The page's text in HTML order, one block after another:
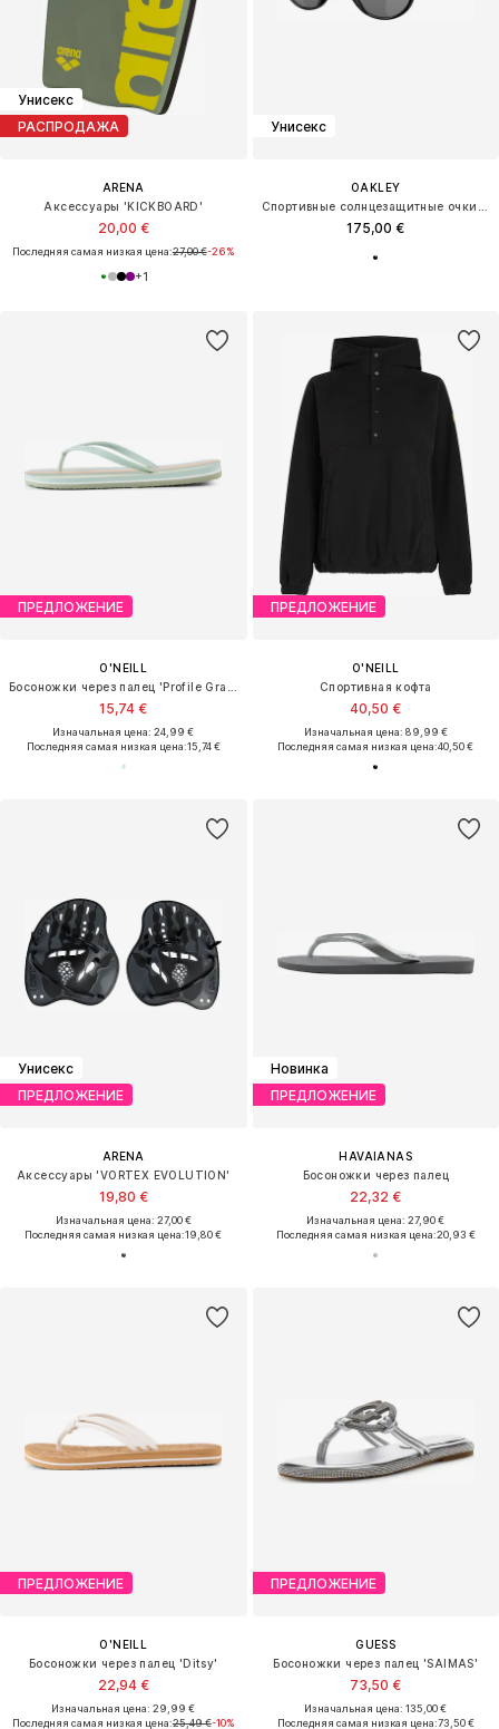
Унисекс
РАСПРОДАЖА
ARENA
Аксессуары 'KICKBOARD'
20,00 €
Последняя самая низкая цена:27,00 €-26%
+1
Унисекс
OAKLEY
175,00 €
ПРЕДЛОЖЕНИЕ
O'NEILL
15,74 €
Изначальная цена: 24,99 €
Последняя самая низкая цена:15,74 €
ПРЕДЛОЖЕНИЕ
O'NEILL
Спортивная кофта
40,50 €
Изначальная цена: 89,99 €
Последняя самая низкая цена:40,50 €
Унисекс
ПРЕДЛОЖЕНИЕ
ARENA
Аксессуары 'VORTEX EVOLUTION'
19,80 €
Изначальная цена: 27,00 €
Последняя самая низкая цена:19,80 €
Новинка
ПРЕДЛОЖЕНИЕ
HAVAIANAS
Босоножки через палец
22,32 €
Изначальная цена: 27,90 €
Последняя самая низкая цена:20,93 €
ПРЕДЛОЖЕНИЕ
O'NEILL
Босоножки через палец 'Ditsy'
22,94 €
Изначальная цена: 29,99 €
Последняя самая низкая цена:25,49 €-10%
ПРЕДЛОЖЕНИЕ
GUESS
Босоножки через палец 'SAIMAS'
73,50 €
Изначальная цена: 135,00 €
Последняя самая низкая цена:73,50 €